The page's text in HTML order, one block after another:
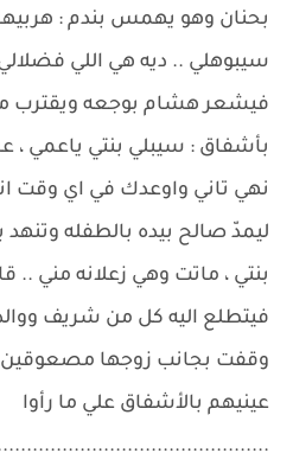
بحنان وهو يهمس بندم :
سيبوهلي .. ديه هي اللي
فيشعر هشام بوجعه ويقترب
بأشفاق : سيبلي بنتي ياعمي
نهي تاني واوعدك في اي وقت
ليمدّ صالح بيده بالطفله
بنتي ، ماتت وهي زعلانه مني
فيتطلع اليه كل من شريف
وقفت بجانب زوجها مصعوقين
عينيهم بالأشفاق علي ما رأوا